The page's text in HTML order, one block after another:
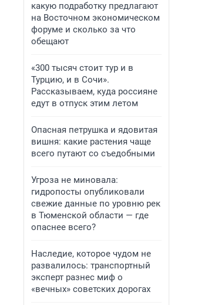
какую подработку предлагают
на Восточном экономическом
форуме и сколько за что
обещают
«300 тысяч стоит тур и в
Турцию, и в Сочи».
Рассказываем, куда россияне
едут в отпуск этим летом
Опасная петрушка и ядовитая
вишня: какие растения чаще
всего путают со съедобными
Угроза не миновала:
гидропосты опубликовали
свежие данные по уровню рек
в Тюменской области — где
опаснее всего?
Наследие, которое чудом не
развалилось: транспортный
эксперт разнес миф о
«вечных» советских дорогах